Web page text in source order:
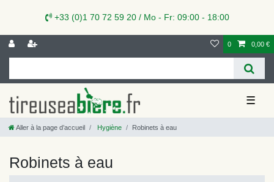
+33 (0)1 70 72 59 20 / Mo - Fr: 09:00 - 18:00
0 0,00 €
☰
Aller à la page d’accueil Hygiène Robinets à eau
Robinets à eau